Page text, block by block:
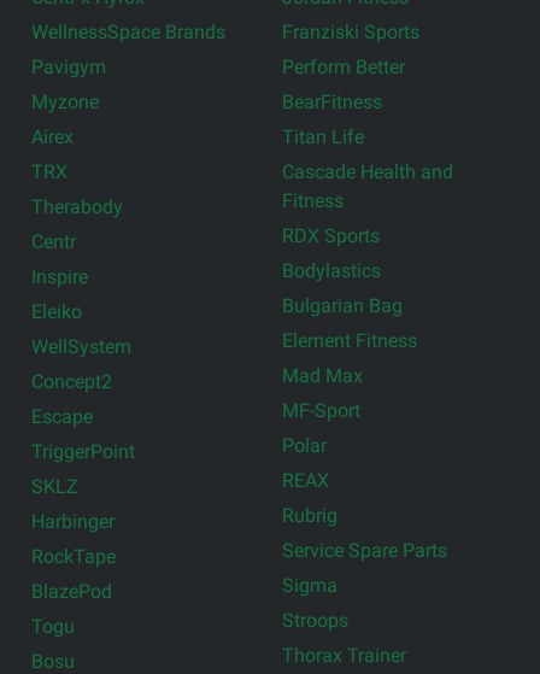
WellnessSpace Brands
Pavigym
Myzone
Airex
TRX
Therabody
Centr
Inspire
Eleiko
WellSystem
Concept2
Escape
TriggerPoint
SKLZ
Harbinger
RockTape
BlazePod
Togu
Bosu
Franziski Sports
Perform Better
BearFitness
Titan Life
Cascade Health and
Fitness
RDX Sports
Bodylastics
Bulgarian Bag
Element Fitness
Mad Max
MF-Sport
Polar
REAX
Rubrig
Service Spare Parts
Sigma
Stroops
Thorax Trainer